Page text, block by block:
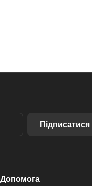
Підписатися
Допомога